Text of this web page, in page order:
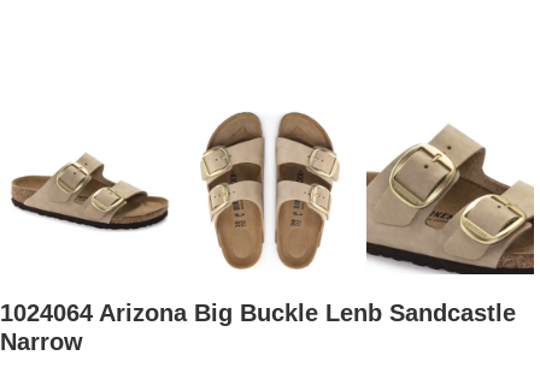
1024064 Arizona Big Buckle Lenb Sandcastle
Narrow